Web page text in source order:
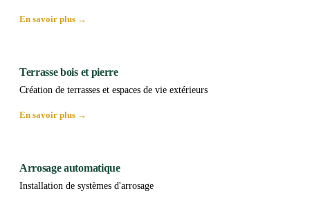
En savoir plus →
Terrasse bois et pierre
Création de terrasses et espaces de vie extérieurs
En savoir plus →
Arrosage automatique
Installation de systèmes d'arrosage